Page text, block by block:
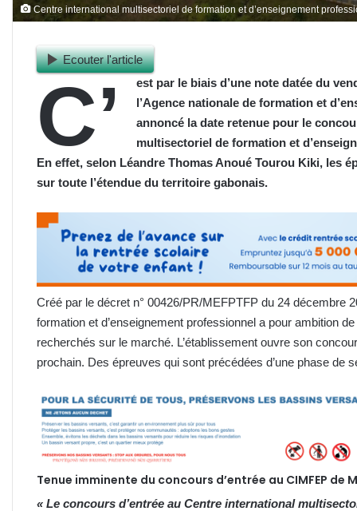
Centre international multisectoriel de formation et d’enseignement
Ecouter l'article
C’
est par le biais d’une note datée du
l’Agence nationale de formation et
annoncé la date retenue pour le
multisectoriel de formation et
En effet, selon Léandre Thomas Anoué Tourou Kiki, les
sur toute l’étendue du territoire gabonais.
Créé par le décret n° 00426/PR/MEFPTFP du 24 décembre
formation et d’enseignement professionnel a pour ambition
recherchés sur le marché. L’établissement ouvre son
prochain. Des épreuves qui sont précédées d’une phase de
Tenue imminente du concours d’entrée au CIMFEP de
« Le concours d’entrée au Centre international